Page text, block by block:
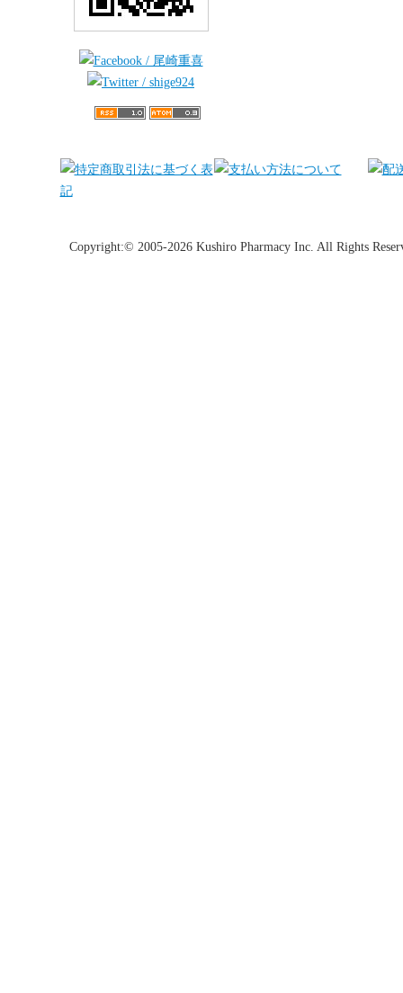
Copyright:© 2005-2026 Kushiro Pharmacy Inc. All Rights